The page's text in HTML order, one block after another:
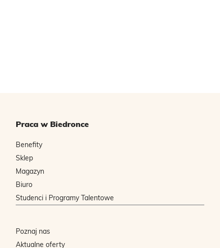
Praca w Biedronce
Benefity
Sklep
Magazyn
Biuro
Studenci i Programy Talentowe
Poznaj nas
Aktualne oferty